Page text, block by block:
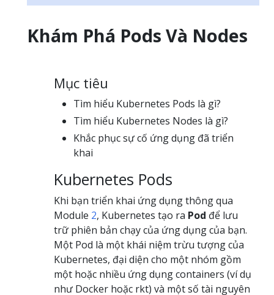
Khám Phá Pods Và Nodes
Mục tiêu
Tìm hiểu Kubernetes Pods là gì?
Tìm hiểu Kubernetes Nodes là gì?
Khắc phục sự cố ứng dụng đã triển
khai
Kubernetes Pods
Khi bạn triển khai ứng dụng thông qua
Module 2, Kubernetes tạo ra Pod để lưu
trữ phiên bản chạy của ứng dụng của bạn.
Một Pod là một khái niệm trừu tượng của
Kubernetes, đại diện cho một nhóm gồm
một hoặc nhiều ứng dụng containers (ví dụ
như Docker hoặc rkt) và một số tài nguyên